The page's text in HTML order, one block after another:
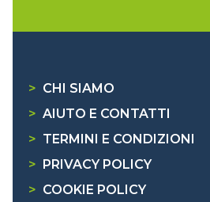
> CHI SIAMO
> AIUTO E CONTATTI
> TERMINI E CONDIZIONI
>
PRIVACY POLICY
> COOKIE POLICY